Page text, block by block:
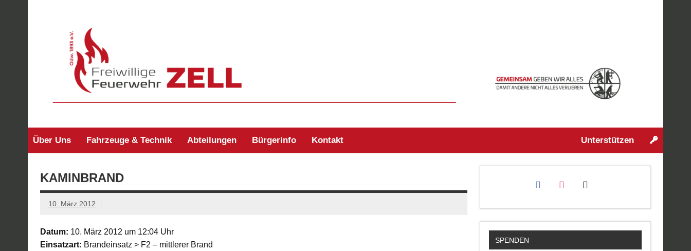
Über Uns Fahrzeuge & Technik Abteilungen Bürgerinfo Kontakt Unterstützen
KAMINBRAND
10. März 2012
Datum: 10. März 2012 um 12:04 Uhr
Einsatzart: Brandeinsatz > F2 – mittlerer Brand
facebookinstagram
mail
SPENDEN